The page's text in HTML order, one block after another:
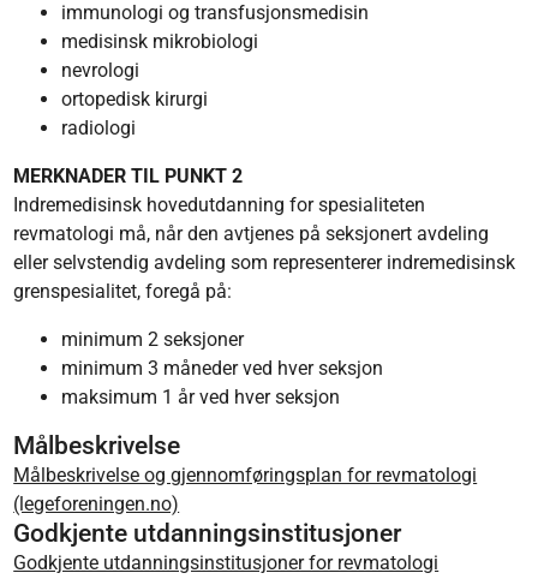
immunologi og transfusjonsmedisin
medisinsk mikrobiologi
nevrologi
ortopedisk kirurgi
radiologi
MERKNADER TIL PUNKT 2
Indremedisinsk hovedutdanning for spesialiteten
revmatologi må, når den avtjenes på seksjonert avdeling
eller selvstendig avdeling som representerer indremedisinsk
grenspesialitet, foregå på:
minimum 2 seksjoner
minimum 3 måneder ved hver seksjon
maksimum 1 år ved hver seksjon
Målbeskrivelse
Målbeskrivelse og gjennomføringsplan for revmatologi
(legeforeningen.no)
Godkjente utdanningsinstitusjoner
Godkjente utdanningsinstitusjoner for revmatologi